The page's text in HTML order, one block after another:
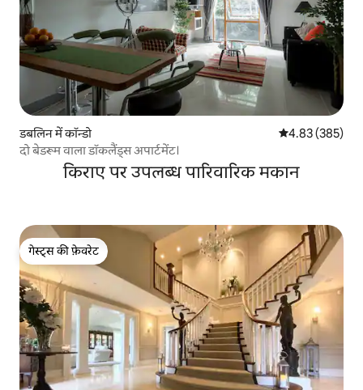
डबलिन में कॉन्डो औसत रेटिंग 5 में से
4.83 (385)
दो बेडरूम वाला डॉकलैंड्स अपार्टमेंट।
किराए पर उपलब्ध पारिवारिक मकान
गेस्ट्स की फ़ेवरेट
गेस्ट्स की फ़ेवरेट